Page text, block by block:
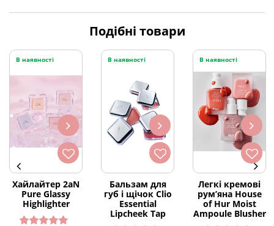
Подібні товари
В наявності
Хайлайтер 2aN
Pure Glassy
Highlighter
В наявності
Бальзам для
губ і щічок Clio
Essential
Lipcheek Tap
В наявності
Легкі кремові
рум’яна House
of Hur Moist
Ampoule Blusher